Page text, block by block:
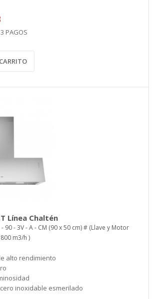
PAGOS
Línea Chaltén
90 - 3V - A - CM (90 x 50 cm) # (Llave y Motor
m3/h )
alto rendimiento
inoxidable esmerilado